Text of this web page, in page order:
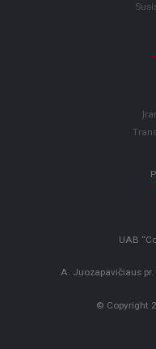
UAB
A. Juozapavičiaus pr.
© Copyright